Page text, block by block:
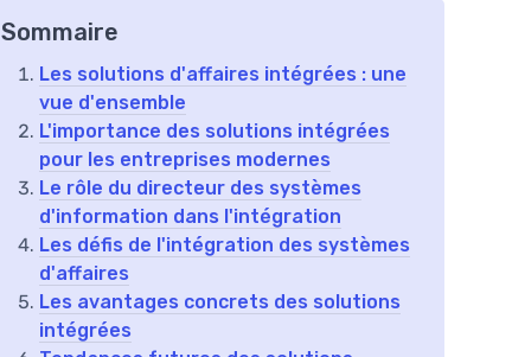
Sommaire
Les solutions d'affaires intégrées : une
vue d'ensemble
L'importance des solutions intégrées
pour les entreprises modernes
Le rôle du directeur des systèmes
d'information dans l'intégration
Les défis de l'intégration des systèmes
d'affaires
Les avantages concrets des solutions
intégrées